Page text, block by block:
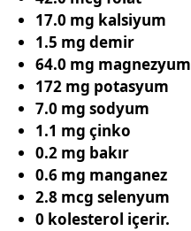
17.0 mg kalsiyum
1.5 mg demir
64.0 mg magnezyum
172 mg potasyum
7.0 mg sodyum
1.1 mg çinko
0.2 mg bakır
0.6 mg manganez
2.8 mcg selenyum
0 kolesterol içerir.